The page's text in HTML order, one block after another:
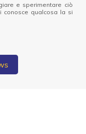
e sperimentare ciò
conosce qualcosa la si